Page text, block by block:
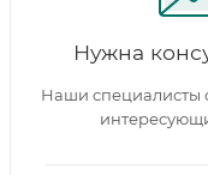
Нужна
Наши специалисты